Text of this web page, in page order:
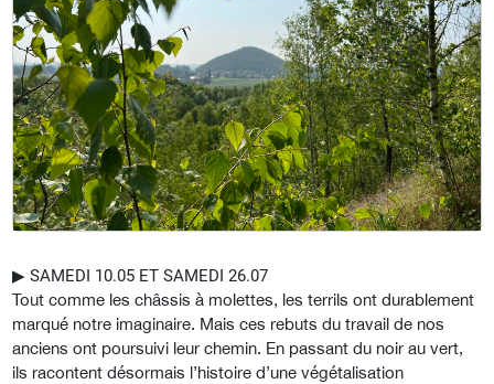
▶︎ SAMEDI 10.05 ET SAMEDI 26.07
Tout comme les châssis à molettes, les terrils ont durablement
marqué notre imaginaire. Mais ces rebuts du travail de nos
anciens ont poursuivi leur chemin. En passant du noir au vert,
ils racontent désormais l’histoire d’une végétalisation